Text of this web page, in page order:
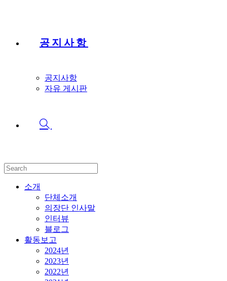
공지사항
공지사항
자유 게시판
Search
this
website소개
단체소개
의장단 인사말
인터뷰
블로그
활동보고
2024년
2023년
2022년